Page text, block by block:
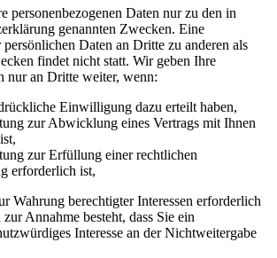
personenbezogenen Daten nur zu den in
genannten Zwecken. Eine
Daten an Dritte zu anderen als
findet nicht statt. Wir geben Ihre
nur an Dritte weiter, wenn:
Einwilligung dazu erteilt haben,
zur Abwicklung eines Vertrags mit Ihnen
zur Erfüllung einer rechtlichen
erforderlich ist,
Wahrung berechtigter Interessen erforderlich
Annahme besteht, dass Sie ein
Interesse an der Nichtweitergabe